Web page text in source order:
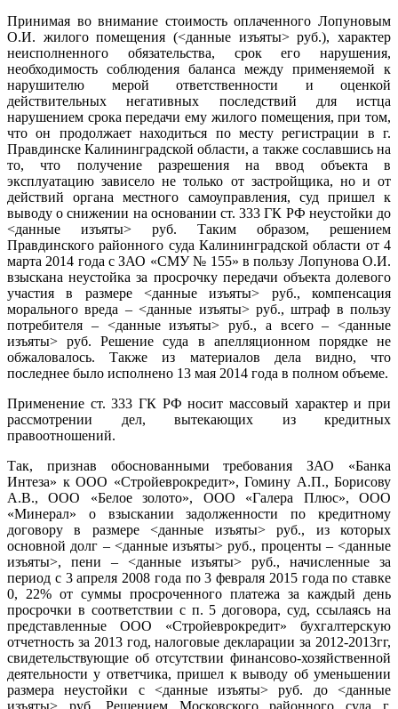
Принимая во внимание стоимость оплаченного Лопуновым
О.И. жилого помещения (<данные изъяты> руб.), характер
неисполненного обязательства, срок его нарушения,
необходимость соблюдения баланса между применяемой к
нарушителю мерой ответственности и оценкой
действительных негативных последствий для истца
нарушением срока передачи ему жилого помещения, при том,
что он продолжает находиться по месту регистрации в г.
Правдинске Калининградской области, а также сославшись на
то, что получение разрешения на ввод объекта в
эксплуатацию зависело не только от застройщика, но и от
действий органа местного самоуправления, суд пришел к
выводу о снижении на основании ст. 333 ГК РФ неустойки до
<данные изъяты> руб. Таким образом, решением
Правдинского районного суда Калининградской области от 4
марта 2014 года с ЗАО «СМУ № 155» в пользу Лопунова О.И.
взыскана неустойка за просрочку передачи объекта долевого
участия в размере <данные изъяты> руб., компенсация
морального вреда – <данные изъяты> руб., штраф в пользу
потребителя – <данные изъяты> руб., а всего – <данные
изъяты> руб. Решение суда в апелляционном порядке не
обжаловалось. Также из материалов дела видно, что
последнее было исполнено 13 мая 2014 года в полном объеме.
Применение ст. 333 ГК РФ носит массовый характер и при
рассмотрении дел, вытекающих из кредитных
правоотношений.
Так, признав обоснованными требования ЗАО «Банка
Интеза» к ООО «Стройеврокредит», Гомину А.П., Борисову
А.В., ООО «Белое золото», ООО «Галера Плюс», ООО
«Минерал» о взыскании задолженности по кредитному
договору в размере <данные изъяты> руб., из которых
основной долг – <данные изъяты> руб., проценты – <данные
изъяты>, пени – <данные изъяты> руб., начисленные за
период с 3 апреля 2008 года по 3 февраля 2015 года по ставке
0, 22% от суммы просроченного платежа за каждый день
просрочки в соответствии с п. 5 договора, суд, ссылаясь на
представленные ООО «Стройеврокредит» бухгалтерскую
отчетность за 2013 год, налоговые декларации за 2012-2013гг,
свидетельствующие об отсутствии финансово-хозяйственной
деятельности у ответчика, пришел к выводу об уменьшении
размера неустойки с <данные изъяты> руб. до <данные